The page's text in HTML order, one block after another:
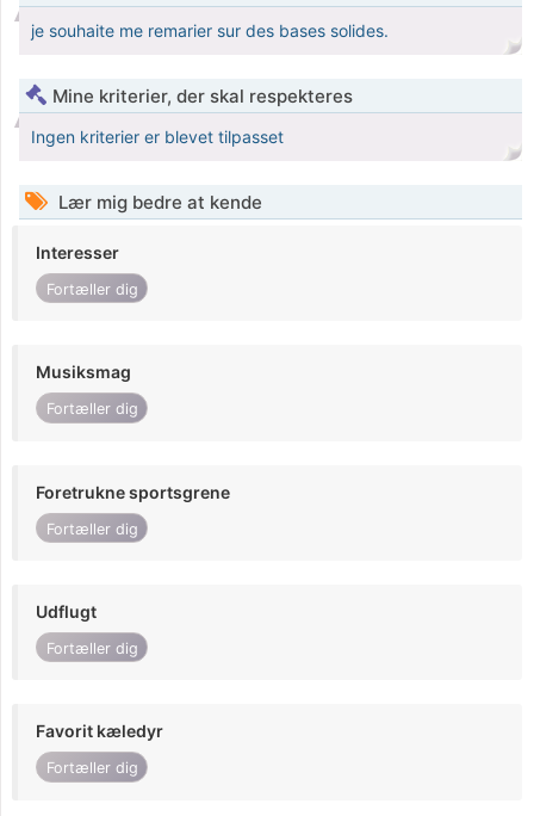
je souhaite me remarier sur des bases solides.
Mine kriterier, der skal respekteres
Ingen kriterier er blevet tilpasset
Lær mig bedre at kende
Interesser
Fortæller dig
Musiksmag
Fortæller dig
Foretrukne sportsgrene
Fortæller dig
Udflugt
Fortæller dig
Favorit kæledyr
Fortæller dig